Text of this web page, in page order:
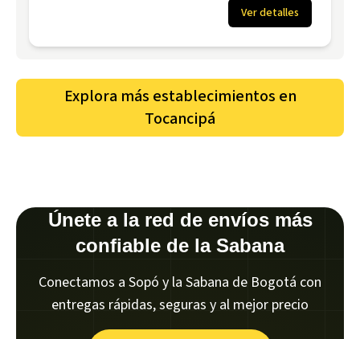
Ver detalles
Explora más establecimientos en
Tocancipá
Únete a la red de envíos más
confiable de la Sabana
Conectamos a Sopó y la Sabana de Bogotá con
entregas rápidas, seguras y al mejor precio